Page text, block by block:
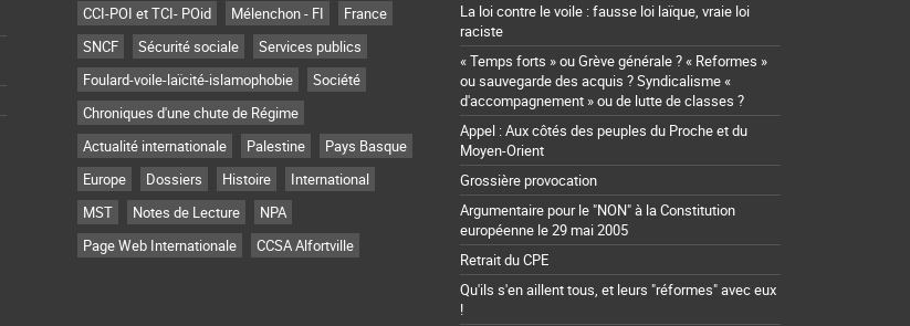
CCI-POI et TCI- POid
Mélenchon - FI
France
SNCF
Sécurité sociale
Services publics
Foulard-voile-laïcité-islamophobie
Société
Chroniques d'une chute de Régime
Actualité internationale
Palestine
Pays Basque
Europe
Dossiers Histoire
International
MST
Notes de Lecture
NPA
Page Web Internationale
CCSA Alfortville
La loi contre le voile : fausse loi laïque, vraie loi
raciste
« Temps forts » ou Grève générale ? « Reformes »
ou sauvegarde des acquis ? Syndicalisme «
d'accompagnement » ou de lutte de classes ?
Appel : Aux côtés des peuples du Proche et du
Moyen-Orient
Grossière provocation
Argumentaire pour le "NON" à la Constitution
européenne le 29 mai 2005
Retrait du CPE
Qu'ils s'en aillent tous, et leurs "réformes" avec eux
!